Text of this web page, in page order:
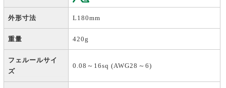
外形寸法 L180mm
重量 420g
フェルールサイ
ズ
0.08～16sq (AWG28～6)